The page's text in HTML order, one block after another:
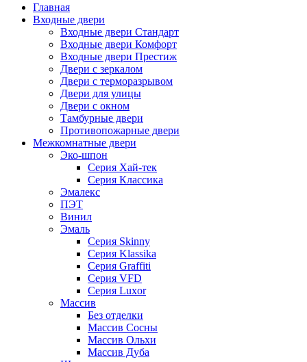
Главная
Входные двери
Входные двери Стандарт
Входные двери Комфорт
Входные двери Престиж
Двери с зеркалом
Двери с терморазрывом
Двери для улицы
Двери с окном
Тамбурные двери
Противопожарные двери
Межкомнатные двери
Эко-шпон
Серия Хай-тек
Серия Классика
Эмалекс
ПЭТ
Винил
Эмаль
Серия Skinny
Серия Klassika
Серия Graffiti
Серия VFD
Серия Luxor
Массив
Без отделки
Массив Сосны
Массив Ольхи
Массив Дуба